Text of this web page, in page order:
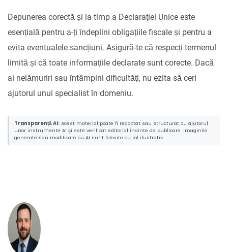
Depunerea corectă și la timp a Declarației Unice este
esențială pentru a-ți îndeplini obligațiile fiscale și pentru a
evita eventualele sancțiuni. Asigură-te că respecți termenul
limită și că toate informațiile declarate sunt corecte. Dacă
ai nelămuriri sau întâmpini dificultăți, nu ezita să ceri
ajutorul unui specialist în domeniu.
Transparență AI: Acest material poate fi redactat sau structurat cu ajutorul
unor instrumente AI și este verificat editorial înainte de publicare. Imaginile
generate sau modificate cu AI sunt folosite cu rol ilustrativ.